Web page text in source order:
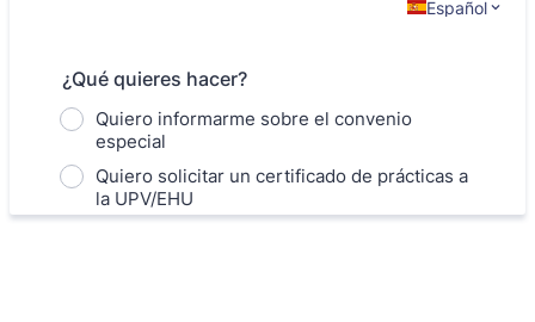
Español
¿Qué quieres hacer?
Quiero informarme sobre el convenio
especial
Quiero solicitar un certificado de prácticas a
la UPV/EHU